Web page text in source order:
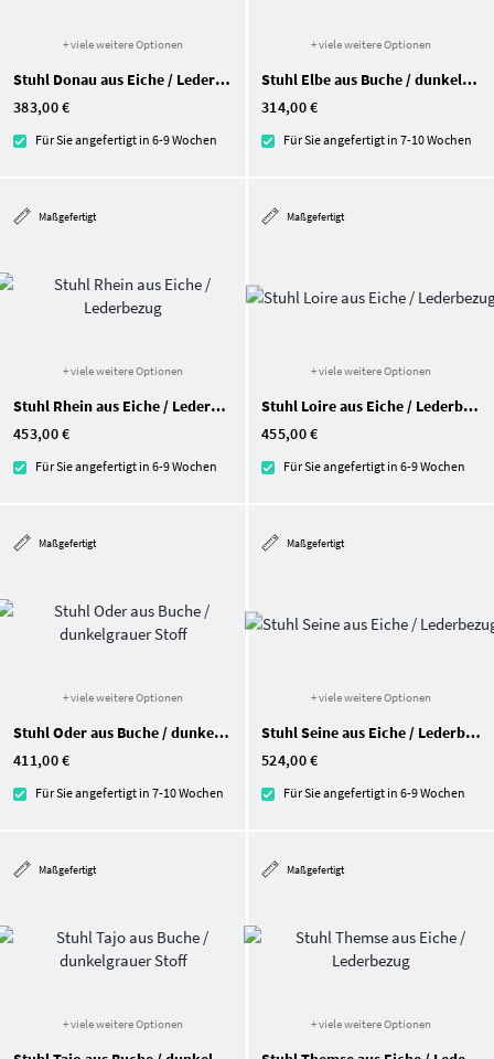
+ viele weitere Optionen
Stuhl Donau aus Eiche / Lederbezug
383,00 €
Für Sie angefertigt in 6-9 Wochen
+ viele weitere Optionen
Stuhl Elbe aus Buche / dunkelgrauer Stoff
314,00 €
Für Sie angefertigt in 7-10 Wochen
Maßgefertigt
+ viele weitere Optionen
Stuhl Rhein aus Eiche / Lederbezug
453,00 €
Für Sie angefertigt in 6-9 Wochen
Maßgefertigt
+ viele weitere Optionen
Stuhl Loire aus Eiche / Lederbezug
455,00 €
Für Sie angefertigt in 6-9 Wochen
Maßgefertigt
+ viele weitere Optionen
Stuhl Oder aus Buche / dunkelgrauer Stoff
411,00 €
Für Sie angefertigt in 7-10 Wochen
Maßgefertigt
+ viele weitere Optionen
Stuhl Seine aus Eiche / Lederbezug
524,00 €
Für Sie angefertigt in 6-9 Wochen
Maßgefertigt
+ viele weitere Optionen
Maßgefertigt
+ viele weitere Optionen